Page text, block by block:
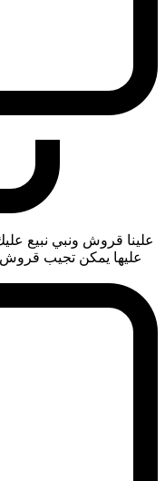
علينا قروش ونبي نبيع
عليها يمكن تجيب قروش